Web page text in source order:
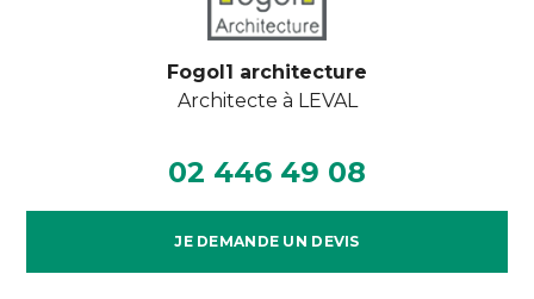
Fogol1 architecture
Architecte à LEVAL
02 446 49 08
JE DEMANDE UN DEVIS